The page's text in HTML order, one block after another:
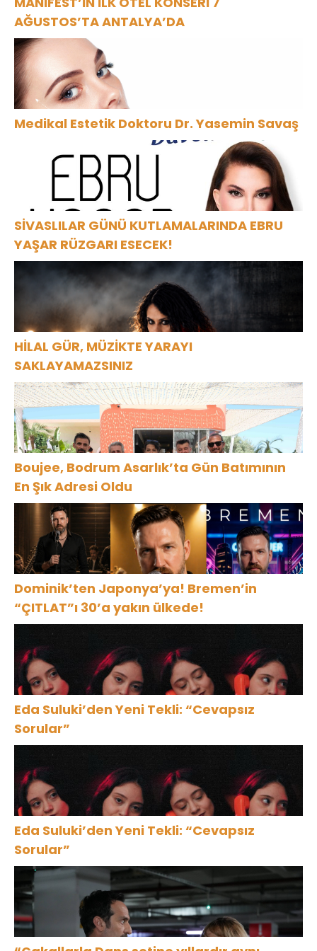
AĞUSTOS’TA ANTALYA’DA
Medikal Estetik Doktoru Dr. Yasemin Savaş
SİVASLILAR GÜNÜ KUTLAMALARINDA EBRU
YAŞAR RÜZGARI ESECEK!
HİLAL GÜR, MÜZİKTE YARAYI
SAKLAYAMAZSINIZ
Boujee, Bodrum Asarlık’ta Gün Batımının
En Şık Adresi Oldu
Dominik’ten Japonya’ya! Bremen’in
“ÇITLAT”ı 30’a yakın ülkede!
Eda Suluki’den Yeni Tekli: “Cevapsız
Sorular”
Eda Suluki’den Yeni Tekli: “Cevapsız
Sorular”